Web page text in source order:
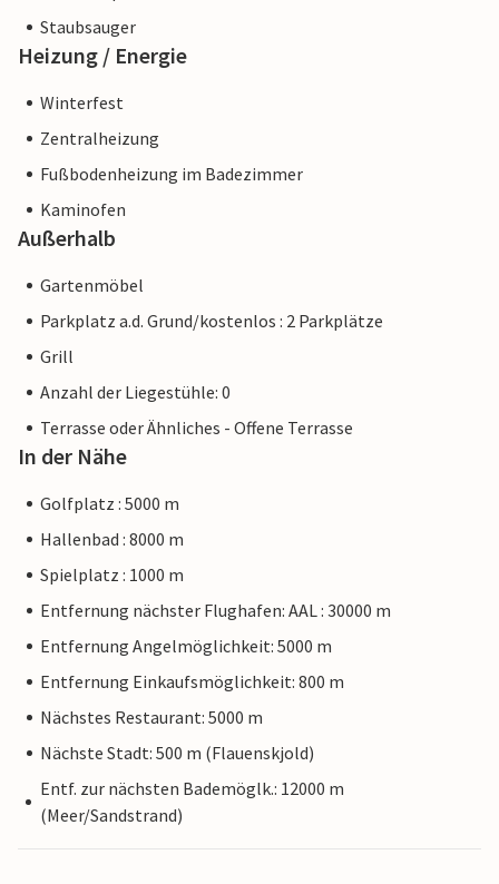
Staubsauger
Heizung / Energie
Winterfest
Zentralheizung
Fußbodenheizung im Badezimmer
Kaminofen
Außerhalb
Gartenmöbel
Parkplatz a.d. Grund/kostenlos : 2 Parkplätze
Grill
Anzahl der Liegestühle: 0
Terrasse oder Ähnliches - Offene Terrasse
In der Nähe
Golfplatz : 5000 m
Hallenbad : 8000 m
Spielplatz : 1000 m
Entfernung nächster Flughafen: AAL : 30000 m
Entfernung Angelmöglichkeit: 5000 m
Entfernung Einkaufsmöglichkeit: 800 m
Nächstes Restaurant: 5000 m
Nächste Stadt: 500 m (Flauenskjold)
Entf. zur nächsten Bademöglk.: 12000 m
(Meer/Sandstrand)